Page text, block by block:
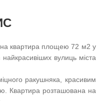
квартира площею 72 м2 у
вулиць міста
ракушняка, красивим
Квартира розташована на